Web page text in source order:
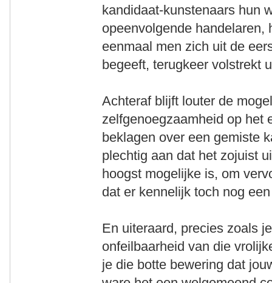
kandidaat-kunstenaars hun
opeenvolgende handelaren,
eenmaal men zich uit de
begeeft, terugkeer volstrekt
Achteraf blijft louter de
zelfgenoegzaamheid op het
beklagen over een gemiste
plechtig aan dat het zojuist
hoogst mogelijke is, om
dat er kennelijk toch nog
En uiteraard, precies zoals
onfeilbaarheid van die
je die botte bewering dat